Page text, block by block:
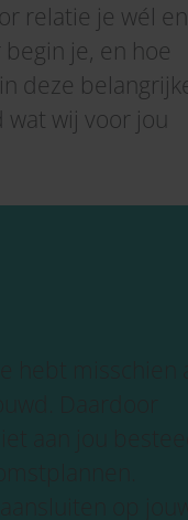
relatie je wél en
je, en hoe
deze
wij voor jou